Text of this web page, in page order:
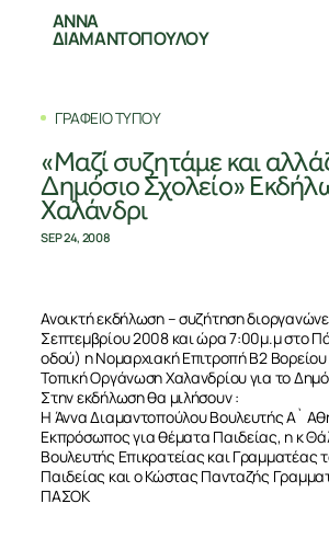
ΑΝΝΑ
ΔΙΑΜΑΝΤΟΠΟΥΛΟΥ
ΓΡΑΦΕΙΟ ΤΥΠΟΥ
«Μαζί συζητάμε και
Δημόσιο Σχολείο»
Χαλάνδρι
SEP 24, 2008
Ανοικτή εκδήλωση – συζήτηση
Σεπτεμβρίου 2008 και ώρα 7:00μ.μ στο
οδού) η Νομαρχιακή Επιτροπή Β2
Τοπική Οργάνωση Χαλανδρίου για το
Στην εκδήλωση θα μιλήσουν :
H Άννα Διαμαντοπούλου Βουλευτής Α`
Εκπρόσωπος για θέματα Παιδείας, η κ
Βουλευτής Επικρατείας και Γραμματέας
Παιδείας και ο Κώστας Πανταζής
ΠΑΣΟΚ